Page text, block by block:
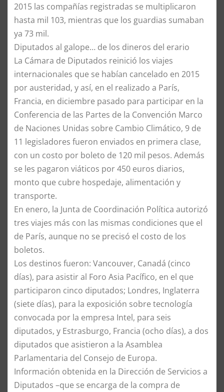
2015 las compañías registradas se multiplicaron
hasta mil 103, mientras que los guardias sumaban
ya 73 mil.
Diputados al galope… de los dineros del erario
La Cámara de Diputados reinició los viajes
internacionales que se habían cancelado en 2015
por austeridad, y así, en el realizado a París,
Francia, en diciembre pasado para participar en la
Conferencia de las Partes de la Convención Marco
de Naciones Unidas sobre Cambio Climático, 9 de
11 legisladores fueron enviados en primera clase,
con un costo por boleto de 120 mil pesos. Además
se les pagaron viáticos por 450 euros diarios,
monto que cubre hospedaje, alimentación y
transporte.
En enero, la Junta de Coordinación Política autorizó
tres viajes más con las mismas condiciones que el
de París, aunque no se precisó el costo de los
boletos.
Los destinos fueron: Vancouver, Canadá (cinco
días), para asistir al Foro Asia Pacífico, en el que
participaron cinco diputados; Londres, Inglaterra
(siete días), para la exposición sobre tecnología
convocada por la empresa Intel, para seis
diputados, y Estrasburgo, Francia (ocho días), a dos
diputados que asistieron a la Asamblea
Parlamentaria del Consejo de Europa.
Información obtenida en la Dirección de Servicios a
Diputados –que se encarga de la compra de